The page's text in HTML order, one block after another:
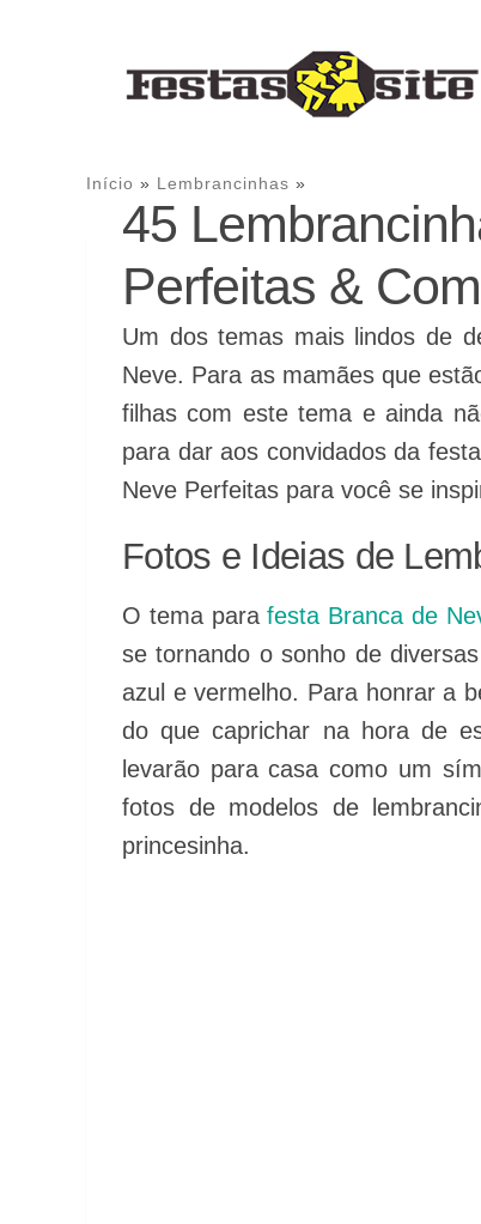
Início » Lembrancinhas »
45
Perfeitas &
Um dos temas mais lindos de
Neve. Para as mamães que
filhas com este tema e ainda
para dar aos convidados da
Neve Perfeitas para você se
Fotos e Ideias de
O tema parafesta Branca de
se tornando o sonho de
azul e vermelho. Para honrar a
do que caprichar na hora de
levarão para casa como um
fotos de modelos de
princesinha.